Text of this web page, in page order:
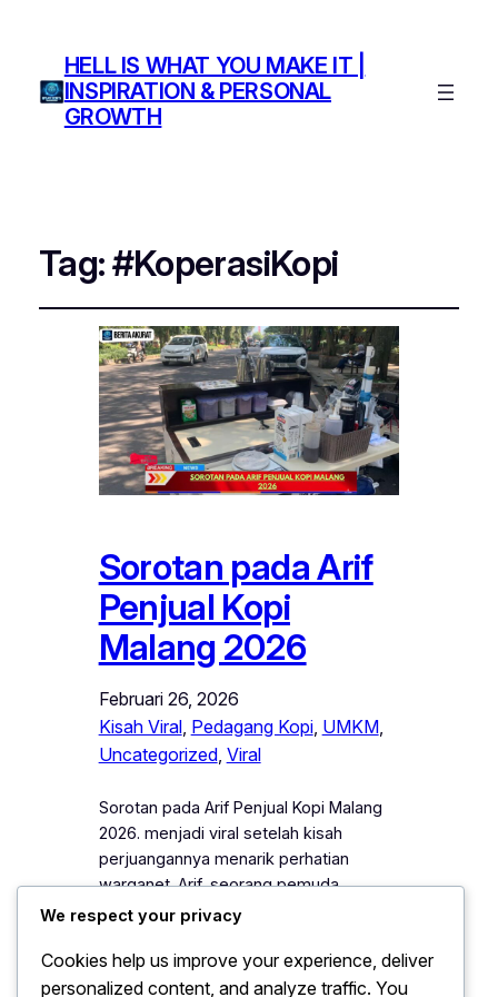
HELL IS WHAT YOU MAKE IT |
INSPIRATION & PERSONAL
GROWTH
Tag:#KoperasiKopi
Sorotan pada Arif
Penjual Kopi
Malang 2026
Februari 26, 2026
Kisah Viral, Pedagang Kopi, UMKM
Uncategorized, Viral
Sorotan pada Arif Penjual Kopi Malang
2026. menjadi viral setelah kisah
perjuangannya menarik perhatian
warganet. Arif, seorang pemuda
sederhana yang berjualan kopi keliling
keramahan dan ketekunannya dalam
melayani pelanggan. Setiap pagi, ia
We respect your privacy
Cookies help us improve your experience, deliver
personalized content, and analyze traffic. You